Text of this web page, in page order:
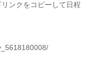
ンクをコピーして日程